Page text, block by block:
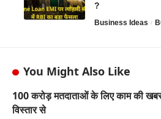
?
Business Ideas
You Might Also Like
100 करोड़ मतदाताओं के लिए काम की
विस्तार से